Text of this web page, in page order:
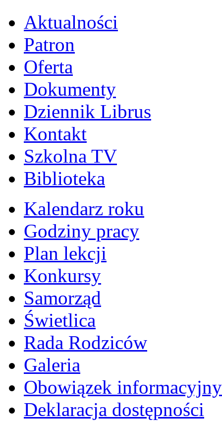
Aktualności
Patron
Oferta
Dokumenty
Dziennik Librus
Kontakt
Szkolna TV
Biblioteka
Kalendarz roku
Godziny pracy
Plan lekcji
Konkursy
Samorząd
Świetlica
Rada Rodziców
Galeria
Obowiązek informacyjny
Deklaracja dostępności